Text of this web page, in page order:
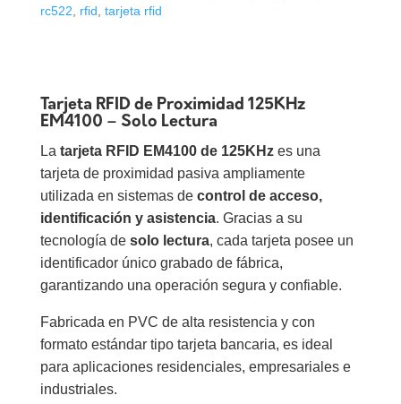
Solo
rc522
rfid tarjeta rfid
Tarjeta RFID de Proximidad 125KHz
EM4100 – Solo Lectura
La tarjeta RFID EM4100 de 125KHzes una
tarjeta de proximidad pasiva ampliamente
utilizada en sistemas de control de acceso,
identificación y asistencia. Gracias a su
tecnología de solo lectura, cada tarjeta posee un
identificador único grabado de fábrica,
garantizando una operación segura y confiable.
Fabricada en PVC de alta resistencia y con
formato estándar tipo tarjeta bancaria, es ideal
para aplicaciones residenciales, empresariales e
industriales.